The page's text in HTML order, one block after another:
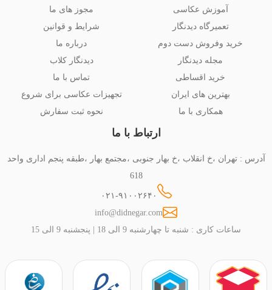
آموزش عکاسی
تعمیرگاه دیدنگار
خرید وفروش دست دوم
مجله دیدنگار
خرید اقساطی
بهترین های ایران
همکاری با ما
مجوز های ما
شرایط و قوانین
درباره ما
دیدنگار کلاب
تماس با ما
تجهیزات عکاسی برای شروع
نحوه ثبت سفارش
ارتباط با ما
آدرس : تهران ،خ انقلاب ،خ بهار جنوبی ،مجتمع بهار ،طبقه پنجم اداری واحد
618
۰۲۱-۹۱۰۰۲۶۴۰
info@didnegar.com
ساعات کاری : شنبه تا چهارشنبه 9 الی 18 | پنجشنبه 9 الی 15